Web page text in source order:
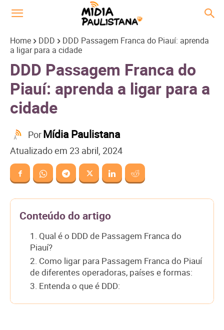
Home DDD
DDD Passagem Franca do Piauí: aprenda
a ligar para a cidade
DDD Passagem Franca do
Piauí: aprenda a ligar para a
cidade
PorMídia Paulistana
Atualizado em 23 abril, 2024
Conteúdo do artigo
1. Qual é o DDD de Passagem Franca do
Piauí?
2. Como ligar para Passagem Franca do Piauí
de diferentes operadoras, países e formas:
3. Entenda o que é DDD: